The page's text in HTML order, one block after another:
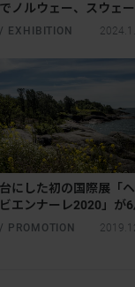
ノルウェー、スウェ
ンランドの3ヶ国の絵
/ EXHIBITION
にした初の国際展「
エンナーレ2020」が6
/ PROMOTION